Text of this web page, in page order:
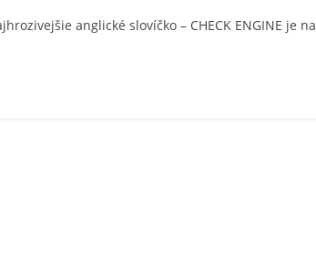
anglické slovíčko – CHECK ENGINE je na